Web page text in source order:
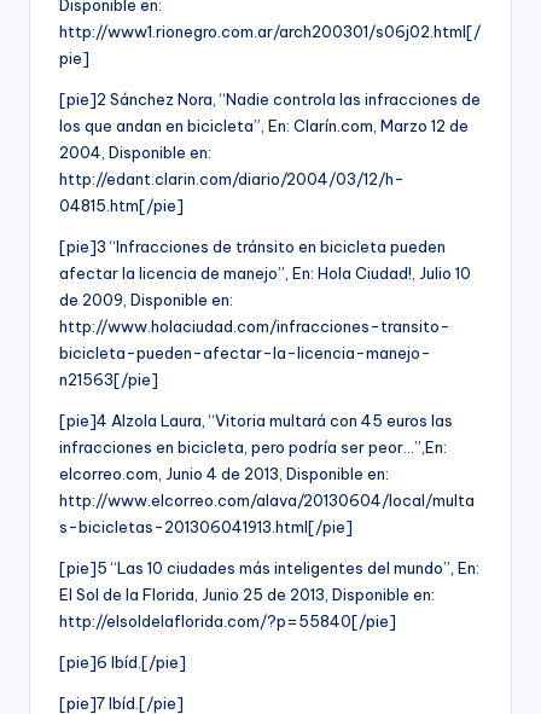
Disponible en:
http://www1.rionegro.com.ar/arch200301/s06j02.html[/
pie]
[pie]2 Sánchez Nora, “Nadie controla las infracciones de
los que andan en bicicleta”, En: Clarín.com, Marzo 12 de
2004, Disponible en:
http://edant.clarin.com/diario/2004/03/12/h-
04815.htm[/pie]
[pie]3 “Infracciones de tránsito en bicicleta pueden
afectar la licencia de manejo”, En: Hola Ciudad!, Julio 10
de 2009, Disponible en:
http://www.holaciudad.com/infracciones-transito-
bicicleta-pueden-afectar-la-licencia-manejo-
n21563[/pie]
[pie]4 Alzola Laura, “Vitoria multará con 45 euros las
infracciones en bicicleta, pero podría ser peor…”,En:
elcorreo.com, Junio 4 de 2013, Disponible en:
http://www.elcorreo.com/alava/20130604/local/multa
s-bicicletas-201306041913.html[/pie]
[pie]5 “Las 10 ciudades más inteligentes del mundo”, En:
El Sol de la Florida, Junio 25 de 2013, Disponible en:
http://elsoldelaflorida.com/?p=55840[/pie]
[pie]6 Ibíd.[/pie]
[pie]7 Ibíd.[/pie]